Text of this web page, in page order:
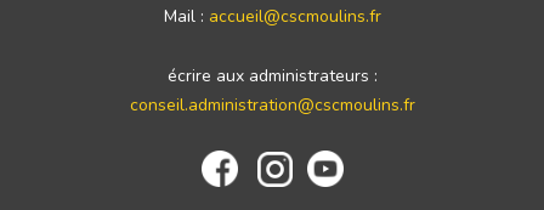
Mail : accueil@cscmoulins.fr
écrire aux administrateurs :
conseil.administration@cscmoulins.fr